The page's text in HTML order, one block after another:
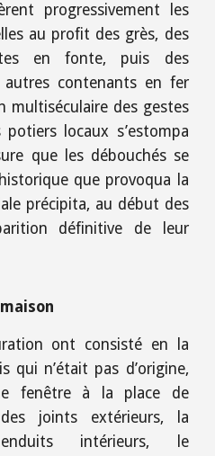
progressivement les
au profit des grès, des
en fonte, puis des
autres contenants en fer
multiséculaire des gestes
locaux s’estompa
que les débouchés se
que provoqua la
précipita, au début des
définitive de leur
ont consisté en la
qui n’était pas d’origine,
fenêtre à la place de
joints extérieurs, la
intérieurs, le